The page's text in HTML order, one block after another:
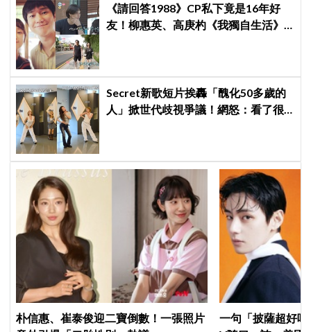
《請回答1988》CP私下竟是16年好
友！柳惠英、高庚杓《我獨自生活》
Secret新歌短片挨轟「醜化50多歲的
人」掀世代歧視爭議！網怒：看了很
朴信惠、崔泰俊迎二寶倒數！一張照片
一句「披薩超好